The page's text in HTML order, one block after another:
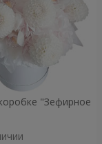
"Зефирное